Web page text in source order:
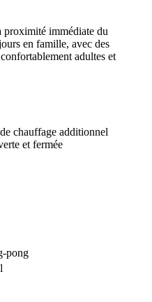
proximité immédiate du
en famille, avec des
adultes et
chauffage additionnel
et fermée
pong